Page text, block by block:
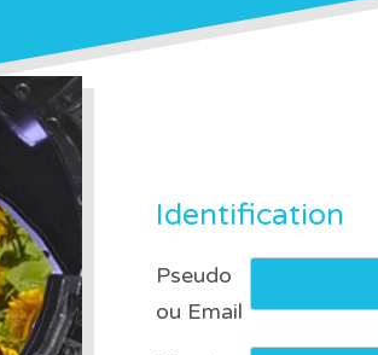
Identification
Pseudo
ou Email